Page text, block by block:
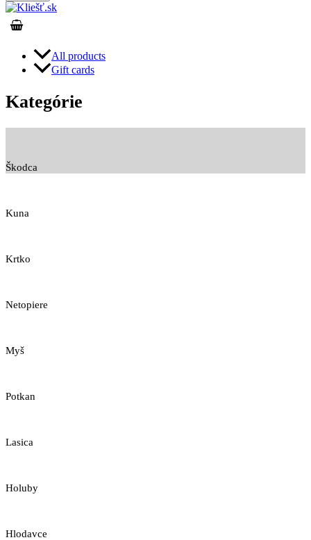
All products
Gift cards
Kategórie
Škodca
Kuna
Krtko
Netopiere
Myš
Potkan
Lasica
Holuby
Hlodavce